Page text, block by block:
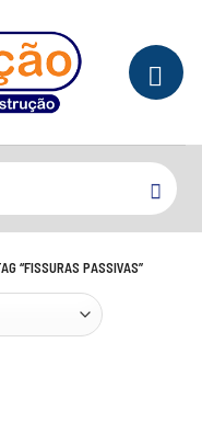
“FISSURAS PASSIVAS”